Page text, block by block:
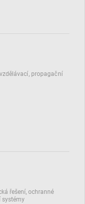
propagační
řešení, ochranné
systémy